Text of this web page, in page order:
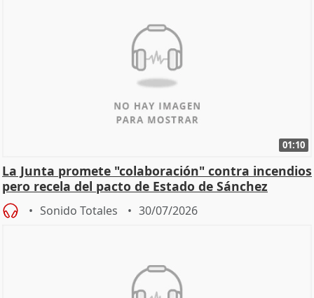
01:10
La Junta promete "colaboración" contra incendios
pero recela del pacto de Estado de Sánchez
Sonido Totales 30/07/2026